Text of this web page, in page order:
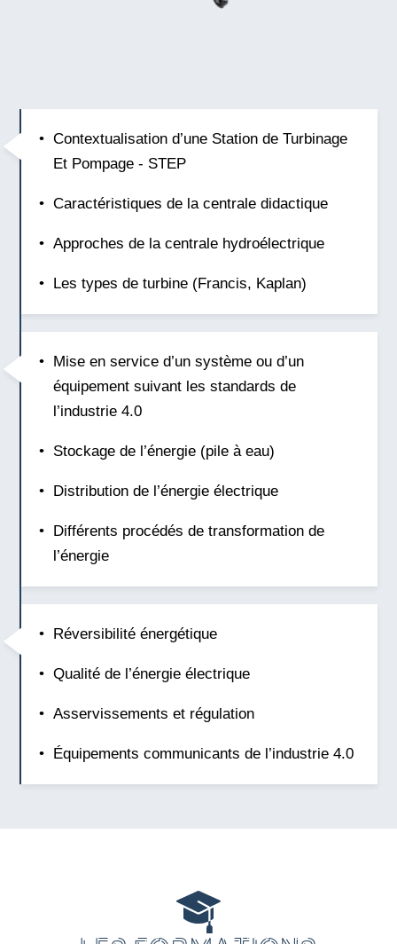
Contextualisation d’une Station de Turbinage
Et Pompage - STEP
Caractéristiques de la centrale didactique
Approches de la centrale hydroélectrique
Les types de turbine (Francis, Kaplan)
Mise en service d’un système ou d’un
équipement suivant les standards de
l’industrie 4.0
Stockage de l’énergie (pile à eau)
Distribution de l’énergie électrique
Différents procédés de transformation de
l’énergie
Réversibilité énergétique
Qualité de l’énergie électrique
Asservissements et régulation
Équipements communicants de l’industrie 4.0